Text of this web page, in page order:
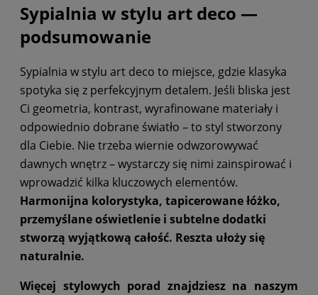
Sypialnia w stylu art deco —
podsumowanie
Sypialnia w stylu art deco to miejsce, gdzie klasyka
spotyka się z perfekcyjnym detalem. Jeśli bliska jest
Ci geometria, kontrast, wyrafinowane materiały i
odpowiednio dobrane światło – to styl stworzony
dla Ciebie. Nie trzeba wiernie odwzorowywać
dawnych wnętrz – wystarczy się nimi zainspirować i
wprowadzić kilka kluczowych elementów.
Harmonijna kolorystyka, tapicerowane łóżko,
przemyślane oświetlenie i subtelne dodatki
stworzą wyjątkową całość. Reszta ułoży się
naturalnie.
Więcej stylowych porad znajdziesz na naszym